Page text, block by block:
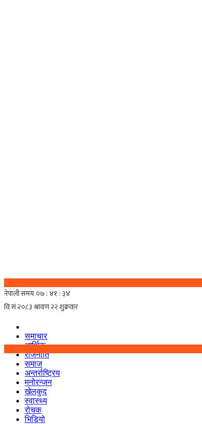
समाचार
आर्थिक
राजनीति
समाज
अन्तर्राष्ट्रिय
मनोरन्जन
खेलकुद
स्वास्थ्य
रोचक
भिडियो